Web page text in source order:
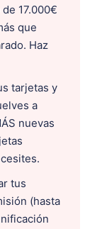
17.000€
que
Haz
tarjetas y
a
nuevas
tus
(hasta